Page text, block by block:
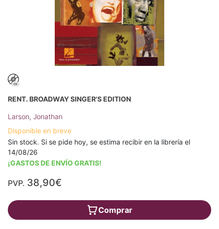
RENT. BROADWAY SINGER'S EDITION
Larson, Jonathan
Disponible en breve
Sin stock. Si se pide hoy, se estima recibir en la librería el
14/08/26
¡GASTOS DE ENVÍO GRATIS!
PVP. 38,90€
Comprar